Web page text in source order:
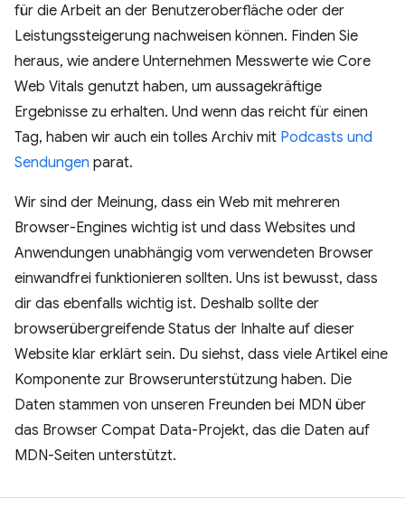
für die Arbeit an der Benutzeroberfläche oder der
Leistungssteigerung nachweisen können. Finden Sie
heraus, wie andere Unternehmen Messwerte wie Core
Web Vitals genutzt haben, um aussagekräftige
Ergebnisse zu erhalten. Und wenn das reicht für einen
Tag, haben wir auch ein tolles Archiv mit Podcasts und
Sendungen parat.
Wir sind der Meinung, dass ein Web mit mehreren
Browser-Engines wichtig ist und dass Websites und
Anwendungen unabhängig vom verwendeten Browser
einwandfrei funktionieren sollten. Uns ist bewusst, dass
dir das ebenfalls wichtig ist. Deshalb sollte der
browserübergreifende Status der Inhalte auf dieser
Website klar erklärt sein. Du siehst, dass viele Artikel eine
Komponente zur Browserunterstützung haben. Die
Daten stammen von unseren Freunden bei MDN über
das Browser Compat Data-Projekt, das die Daten auf
MDN-Seiten unterstützt.